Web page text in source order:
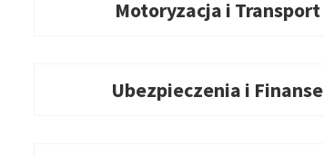
Motoryzacja i Transport
Ubezpieczenia i Finanse